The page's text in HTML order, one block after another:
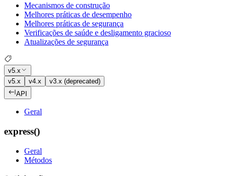
Mecanismos de construção
Melhores práticas de desempenho
Melhores práticas de segurança
Verificações de saúde e desligamento gracioso
Atualizações de segurança
v5.x
v5.x
v4.x
v3.x (deprecated)
API
Geral
express()
Geral
Métodos